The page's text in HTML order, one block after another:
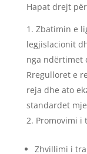
Hapat drejt
Zbatimin e
legjislacionit
nga ndërtimet
Rregulloret e
reja dhe ato
standardet
Promovimi i
Zhvillimi i